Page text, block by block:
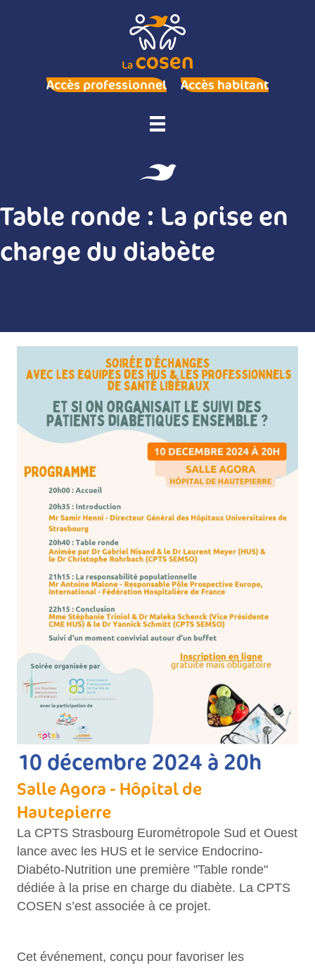
Accès professionnel Accès habitant
Table ronde : La prise en
charge du diabète
10 décembre 2024 à 20h
Salle Agora - Hôpital de
Hautepierre
La CPTS Strasbourg Eurométropole Sud et Ouest
lance avec les HUS et le service Endocrino-
Diabéto-Nutrition une première "Table ronde"
dédiée à la prise en charge du diabète. La CPTS
COSEN s’est associée à ce projet.
Cet événement, conçu pour favoriser les